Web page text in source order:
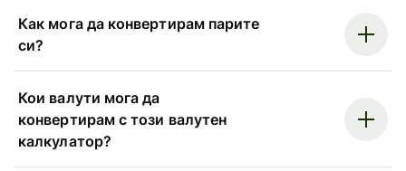
Как мога да конвертирам парите
си?
Кои валути мога да
конвертирам с този валутен
калкулатор?